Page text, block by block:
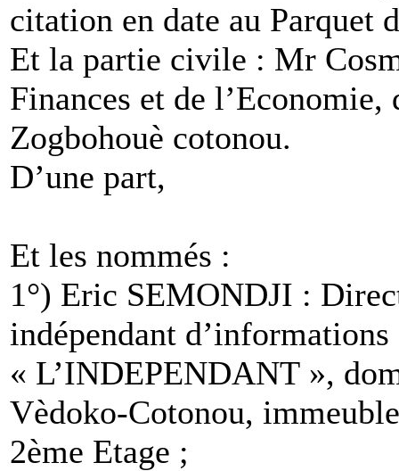
citation en date au Parquet
Et la partie civile : Mr
Finances et de
Zogbohouè cotonou.
D’une part,
Et les nommés :
1°) Eric SEMONDJI :
indépendant d’informations
« L’INDEPENDANT »,
Vèdoko-Cotonou,
2ème Etage ;